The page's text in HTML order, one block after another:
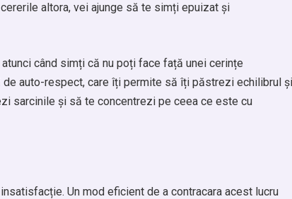
altora, vei ajunge să te simți epuizat și
când simți că nu poți face față unei cerințe
auto-respect, care îți permite să îți păstrezi echilibrul și
sarcinile și să te concentrezi pe ceea ce este cu
Un mod eficient de a contracara acest lucru